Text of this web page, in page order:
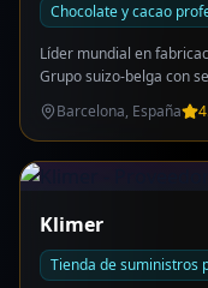
Chocolate y cacao
Líder mundial en
Grupo suizo-belga con
Callebaut, Cacao Barry,
sostenible. Suministro a
chocolatería
Chocovic. Chocolate
profesional. Presente
producción.
Barcelona, España
Klimer
Tienda de suministros